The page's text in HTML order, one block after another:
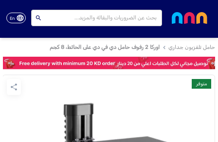
En
حامل تلفزيون جداري اوركا 2 رفوف حامل دي في دي على الحائط، 8 كجم
متوفر